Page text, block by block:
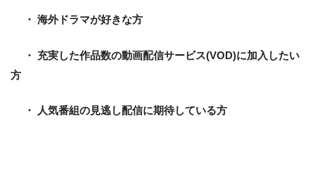
・ 海外ドラマが好きな方
・ 充実した作品数の動画配信サービス(VOD)に加入したい
方
・ 人気番組の見逃し配信に期待している方